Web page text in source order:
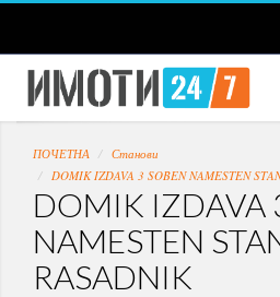
ПОЧЕТНА
Станови
DOMIK IZDAVA 3 SOBEN NAMESTEN
DOMIK IZDAVA
NAMESTEN
RASADNIK